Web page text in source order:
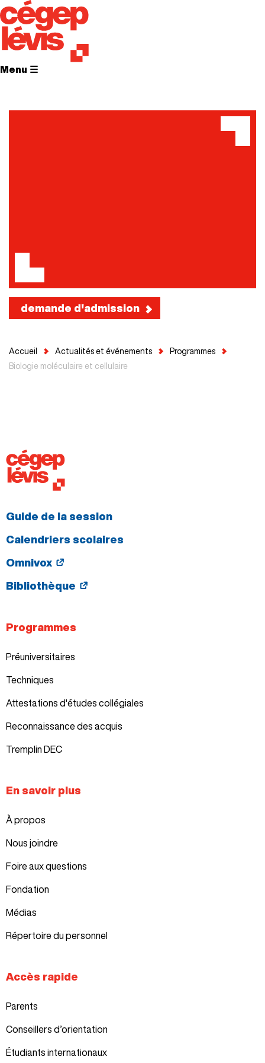
Menu ☰
demande d'admission
Accueil Actualités et événements
Programmes
Biologie moléculaire et cellulaire
Guide de la session
Calendriers scolaires
Omnivox
Bibliothèque
Programmes
Préuniversitaires
Techniques
Attestations d'études collégiales
Reconnaissance des acquis
Tremplin DEC
En savoir plus
À propos
Nous joindre
Foire aux questions
Fondation
Médias
Répertoire du personnel
Accès rapide
Parents
Conseillers d’orientation
Étudiants internationaux